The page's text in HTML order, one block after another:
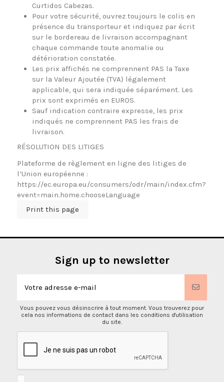
Curtidos Cabezas.
Pour votre sécurité, ouvrez toujours le colis en
présence du transporteur et indiquez par écrit
sur le bordereau de livraison accompagnant
chaque commande toute anomalie ou
détérioration constatée.
Les prix affichés ne comprennent PAS la Taxe
sur la Valeur Ajoutée (TVA) légalement
applicable, qui sera indiquée séparément. Les
prix sont exprimés en EUROS.
Sauf indication contraire expresse, les prix
indiqués ne comprennent PAS les frais de
livraison.
RÉSOLUTION DES LITIGES
Plateforme de règlement en ligne des litiges de
l’Union européenne :
https://ec.europa.eu/consumers/odr/main/index.cfm?
event=main.home.chooseLanguage
Sign up to newsletter
Vous pouvez vous désinscrire à tout moment. Vous trouverez pour
cela nos informations de contact dans les conditions d'utilisation
du site.